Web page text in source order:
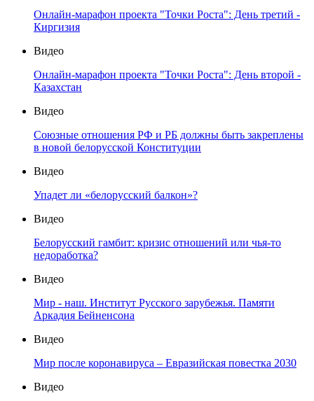
Онлайн-марафон проекта "Точки Роста": День третий -
Киргизия
Видео
Онлайн-марафон проекта "Точки Роста": День второй -
Казахстан
Видео
Союзные отношения РФ и РБ должны быть закреплены
в новой белорусской Конституции
Видео
Упадет ли «белорусский балкон»?
Видео
Белорусский гамбит: кризис отношений или чья-то
недоработка?
Видео
Мир - наш. Институт Русского зарубежья. Памяти
Аркадия Бейненсона
Видео
Мир после коронавируса – Евразийская повестка 2030
Видео